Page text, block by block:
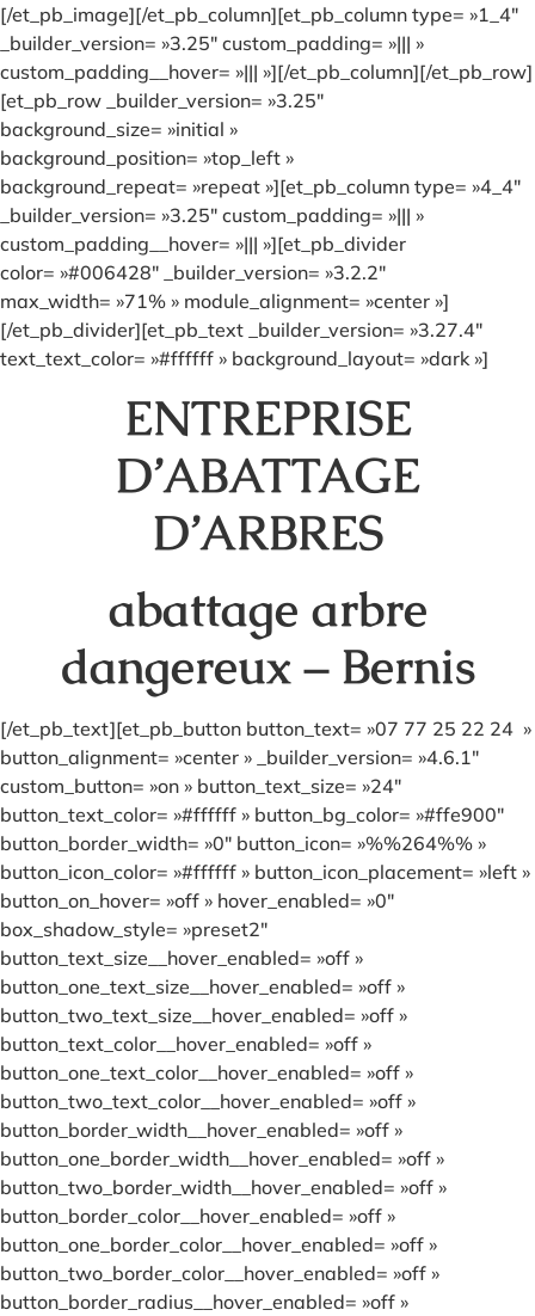
[/et_pb_image][/et_pb_column][et_pb_column type= »1_4″
_builder_version= »3.25″ custom_padding= »||| »
custom_padding__hover= »||| »][/et_pb_column][/et_pb_row]
[et_pb_row _builder_version= »3.25″
background_size= »initial »
background_position= »top_left »
background_repeat= »repeat »][et_pb_column type= »4_4″
_builder_version= »3.25″ custom_padding= »||| »
custom_padding__hover= »||| »][et_pb_divider
color= »#006428″ _builder_version= »3.2.2″
max_width= »71% » module_alignment= »center »]
[/et_pb_divider][et_pb_text _builder_version= »3.27.4″
text_text_color= »#ffffff » background_layout= »dark »]
ENTREPRISE
D’ABATTAGE
D’ARBRES
abattage arbre
dangereux – Bernis
[/et_pb_text][et_pb_button button_text= »07 77 25 22 24 »
button_alignment= »center » _builder_version= »4.6.1″
custom_button= »on » button_text_size= »24″
button_text_color= »#ffffff » button_bg_color= »#ffe900″
button_border_width= »0″ button_icon= »%%264%% »
button_icon_color= »#ffffff » button_icon_placement= »left »
button_on_hover= »off » hover_enabled= »0″
box_shadow_style= »preset2″
button_text_size__hover_enabled= »off »
button_one_text_size__hover_enabled= »off »
button_two_text_size__hover_enabled= »off »
button_text_color__hover_enabled= »off »
button_one_text_color__hover_enabled= »off »
button_two_text_color__hover_enabled= »off »
button_border_width__hover_enabled= »off »
button_one_border_width__hover_enabled= »off »
button_two_border_width__hover_enabled= »off »
button_border_color__hover_enabled= »off »
button_one_border_color__hover_enabled= »off »
button_two_border_color__hover_enabled= »off »
button_border_radius__hover_enabled= »off »